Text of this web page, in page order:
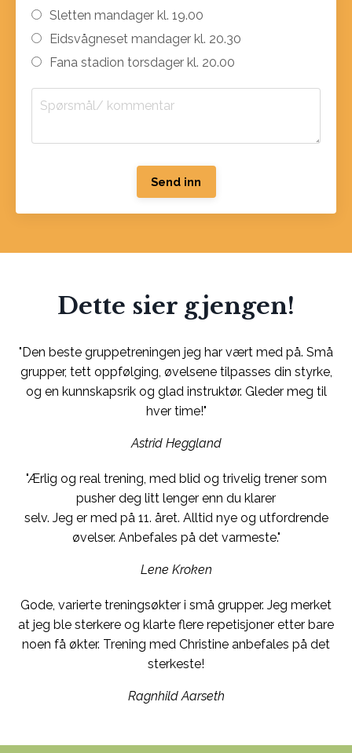
Sletten mandager kl. 19.00
Eidsvågneset mandager kl. 20.30
Fana stadion torsdager kl. 20.00
Send inn
Dette sier gjengen!
"Den beste gruppetreningen jeg har vært med på. Små
grupper, tett oppfølging, øvelsene tilpasses din styrke,
og en kunnskapsrik og glad instruktør. Gleder meg til
hver time!"
Astrid Heggland
"Ærlig og real trening, med blid og trivelig trener som
pusher deg litt lenger enn du klarer
selv. Jeg er med på 11. året. Alltid nye og utfordrende
øvelser. Anbefales på det varmeste."
Lene Kroken
Gode, varierte treningsøkter i små grupper. Jeg merket
at jeg ble sterkere og klarte flere repetisjoner etter bare
noen få økter. Trening med Christine anbefales på det
sterkeste!
Ragnhild Aarseth